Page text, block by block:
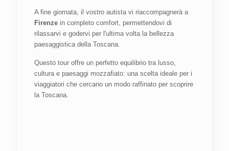
A fine giornata, il vostro autista vi riaccompagnerà a
Firenze in completo comfort, permettendovi di
rilassarvi e godervi per l'ultima volta la bellezza
paesaggistica della Toscana.
Questo tour offre un perfetto equilibrio tra lusso,
cultura e paesaggi mozzafiato: una scelta ideale per i
viaggiatori che cercano un modo raffinato per scoprire
la Toscana.